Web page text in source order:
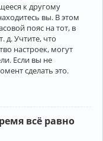
к другому
вы. В этом
пояс на тот, в
д. Учтите, что
настроек, могут
Если вы не
сделать это.
всё равно